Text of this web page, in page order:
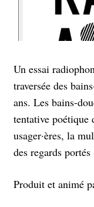
Un essai
traversée des
ans. Les bains-
tentative poétique
usager·ères, la
des regards
Produit et animé